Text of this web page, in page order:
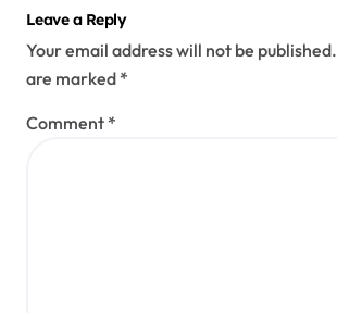
Leave a Reply
Your email address will not be published.
are marked *
Comment *